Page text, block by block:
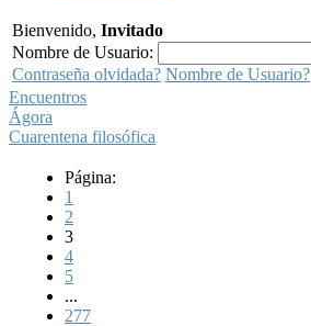
Bienvenido, Invitado
Nombre de Usuario:
Contraseña olvidada? Nombre de Usuario?
Encuentros
Ágora
Cuarentena filosófica
Página:
1
2
3
4
5
...
277